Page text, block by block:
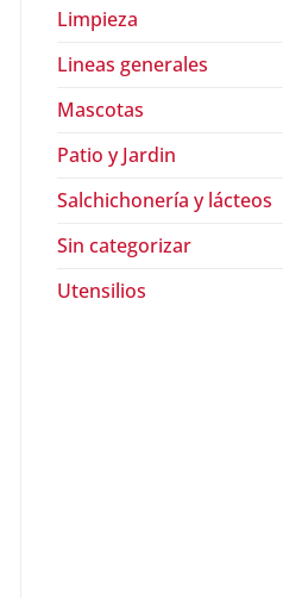
Limpieza
Lineas generales
Mascotas
Patio y Jardin
Salchichonería y lácteos
Sin categorizar
Utensilios